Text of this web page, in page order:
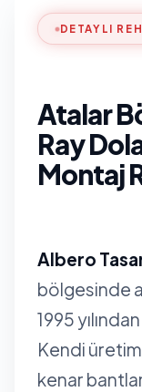
DETAYLI
Atalar
Ray
Montaj
Albero
bölgesinde
1995
Kendi
kenar